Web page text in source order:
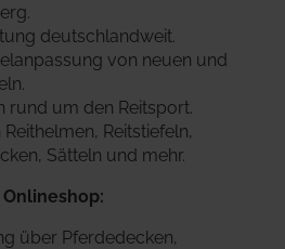
deutschlandweit.
von neuen und
um den Reitsport.
Reitstiefeln,
Sätteln und mehr.
über Pferdedecken,